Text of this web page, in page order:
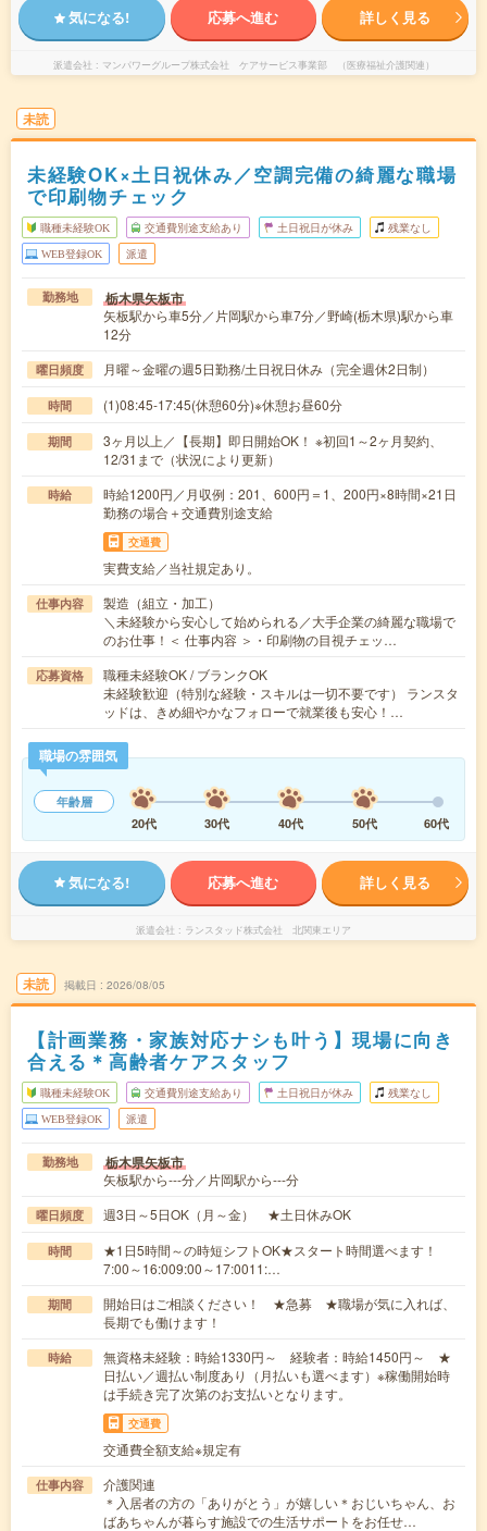
気になる! 応募へ進む 詳しく見る
派遣会社 マンパワーグループ株式会社 ケアサービス事業部 （医療福祉介護関連）
未読
未経験OK×土日祝休み／空調完備の綺麗な職場
で印刷物チェック
職種未経験OK 交通費別途支給あり 土日祝日が休み 残業なし
WEB登録OK 派遣
勤務地 栃木県矢板市
矢板駅から車5分／片岡駅から車7分／野崎(栃木県)駅から車
12分
曜日頻度 月曜～金曜の週5日勤務/土日祝日休み（完全週休2日制）
時間 (1)08:45-17:45(休憩60分)※休憩お昼60分
期間
3ヶ月以上／【長期】即日開始OK！ ※初回1～2ヶ月契約、
12/31まで（状況により更新）
時給
時給1200円／月収例：201、600円＝1、200円×8時間×21日
勤務の場合＋交通費別途支給
交通費
実費支給／当社規定あり。
仕事内容
製造（組立・加工）
＼未経験から安心して始められる／大手企業の綺麗な職場で
のお仕事！＜ 仕事内容 ＞・印刷物の目視チェッ…
応募資格
職種未経験OK / ブランクOK
未経験歓迎（特別な経験・スキルは一切不要です） ランスタ
ッドは、きめ細やかなフォローで就業後も安心！…
職場の雰囲気
年齢層
20代
30代 40代 50代 60代
気になる! 応募へ進む 詳しく見る
派遣会社 ランスタッド株式会社 北関東エリア
未読 掲載日 2026/08/05
【計画業務・家族対応ナシも叶う】現場に向き
合える＊高齢者ケアスタッフ
職種未経験OK 交通費別途支給あり 土日祝日が休み 残業なし
WEB登録OK 派遣
勤務地 栃木県矢板市
矢板駅から---分／片岡駅から---分
曜日頻度 週3日～5日OK（月～金） ★土日休みOK
時間
★1日5時間～の時短シフトOK★スタート時間選べます！
7:00～16:009:00～17:0011:…
期間
開始日はご相談ください！ ★急募 ★職場が気に入れば、
長期でも働けます！
時給
無資格未経験：時給1330円～ 経験者：時給1450円～ ★
日払い／週払い制度あり（月払いも選べます）※稼働開始時
は手続き完了次第のお支払いとなります。
交通費
交通費全額支給※規定有
仕事内容
介護関連
＊入居者の方の「ありがとう」が嬉しい＊おじいちゃん、お
ばあちゃんが暮らす施設での生活サポートをお任せ…